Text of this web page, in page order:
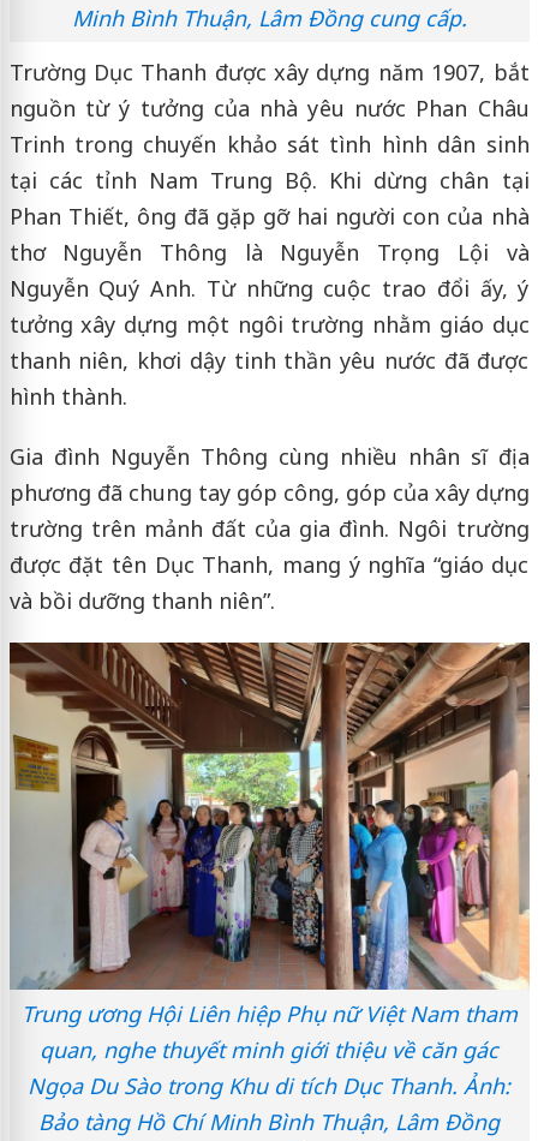
Minh Bình Thuận, Lâm Đồng cung cấp.
Trường Dục Thanh được xây dựng năm 1907, bắt
nguồn từ ý tưởng của nhà yêu nước Phan Châu
Trinh trong chuyến khảo sát tình hình dân sinh
tại các tỉnh Nam Trung Bộ. Khi dừng chân tại
Phan Thiết, ông đã gặp gỡ hai người con của nhà
thơ Nguyễn Thông là Nguyễn Trọng Lội và
Nguyễn Quý Anh. Từ những cuộc trao đổi ấy, ý
tưởng xây dựng một ngôi trường nhằm giáo dục
thanh niên, khơi dậy tinh thần yêu nước đã được
hình thành.
Gia đình Nguyễn Thông cùng nhiều nhân sĩ địa
phương đã chung tay góp công, góp của xây dựng
trường trên mảnh đất của gia đình. Ngôi trường
được đặt tên Dục Thanh, mang ý nghĩa “giáo dục
và bồi dưỡng thanh niên”.
Trung ương Hội Liên hiệp Phụ nữ Việt Nam tham
quan, nghe thuyết minh giới thiệu về căn gác
Ngọa Du Sào trong Khu di tích Dục Thanh. Ảnh:
Bảo tàng Hồ Chí Minh Bình Thuận, Lâm Đồng